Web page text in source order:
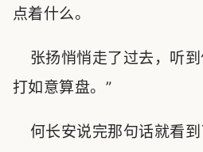
点着什么。
张扬悄悄走了过去，听到
打如意算盘。”
何长安说完那句话就看到